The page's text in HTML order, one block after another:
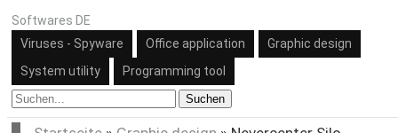
Softwares DE
Viruses - Spyware
Office application
Graphic design
System utility
Programming tool
Suchen